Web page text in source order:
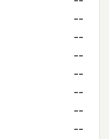
--
--
--
--
--
--
--